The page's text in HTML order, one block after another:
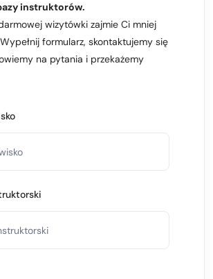
instruktorów.
wizytówki zajmie Ci mniej
formularz, skontaktujemy się
na pytania i przekażemy